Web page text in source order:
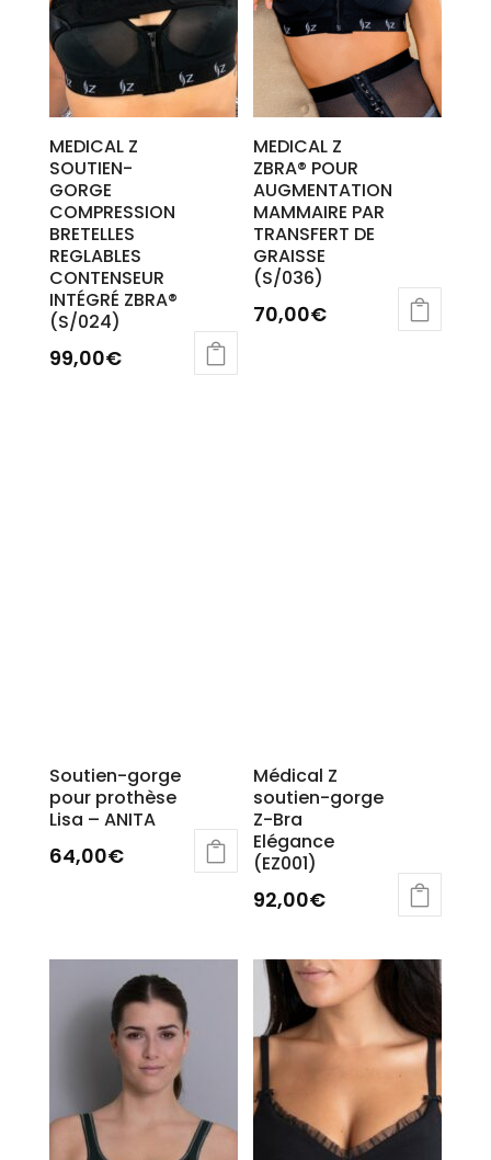
MEDICAL Z
SOUTIEN-
GORGE
COMPRESSION
BRETELLES
REGLABLES
CONTENSEUR
INTÉGRÉ ZBRA®
(S/024)
99,00€
MEDICAL Z
ZBRA® POUR
AUGMENTATION
MAMMAIRE PAR
TRANSFERT DE
GRAISSE
(S/036)
70,00€
Soutien-gorge
pour prothèse
Lisa – ANITA
64,00€
plusieurs
variations.
choisies
sur
Médical Z
soutien-gorge
Z-Bra
Elégance
(EZ001)
92,00€